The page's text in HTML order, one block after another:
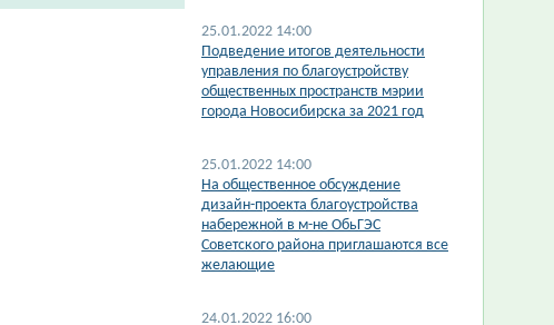
25.01.2022 14:00
Подведение итогов деятельности
управления по благоустройству
общественных пространств мэрии
города Новосибирска за 2021 год
25.01.2022 14:00
На общественное обсуждение
дизайн-проекта благоустройства
набережной в м-не ОбьГЭС
Советского района приглашаются все
желающие
24.01.2022 16:00